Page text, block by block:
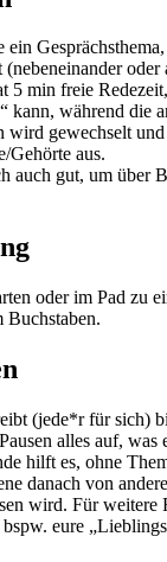
oder
5 min freie
kann, während die
gewechselt und
Gehörte aus.
auch gut, um über
oder im Pad zu
Buchstaben.
(jede*r für sich)
alles auf,
hilft es, ohne
danach von
wird. Für weitere
eure